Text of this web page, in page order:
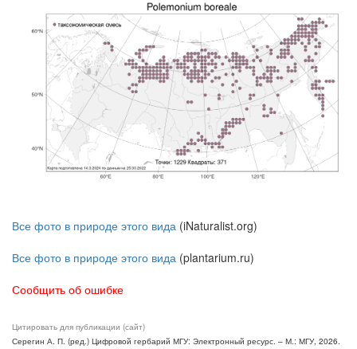
Все фото в природе этого вида (iNaturalist.org)
Все фото в природе этого вида (plantarium.ru)
Сообщить об ошибке
Цитировать для публикации (сайт)
Серегин А. П. (ред.) Цифровой гербарий МГУ: Электронный ресурс. – М.: МГУ, 2026.